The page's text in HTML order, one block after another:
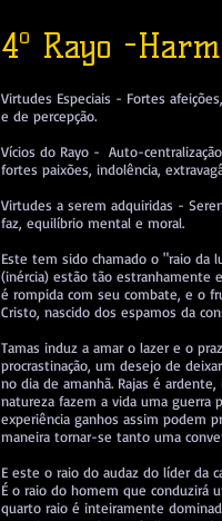
4º Rayo -
Virtudes Especiais - Fortes
e de percepção.
Vícios do Rayo - Auto-
fortes paixões, indolência,
Virtudes a serem adquiridas -
faz, equilíbrio mental e moral.
Este tem sido chamado o "raio da
(inércia) estão tão estranhamente
é rompida com seu combate, e o
Cristo, nascido dos espamos da
Tamas induz a amar o lazer e o
procrastinação, um desejo de
no dia de amanhã. Rajas é
natureza fazem a vida uma guerra
experiência ganhos assim podem
maneira tornar-se tanto uma
E este o raio do audaz do líder da
É o raio do homem que conduzirá
quarto raio é inteiramente